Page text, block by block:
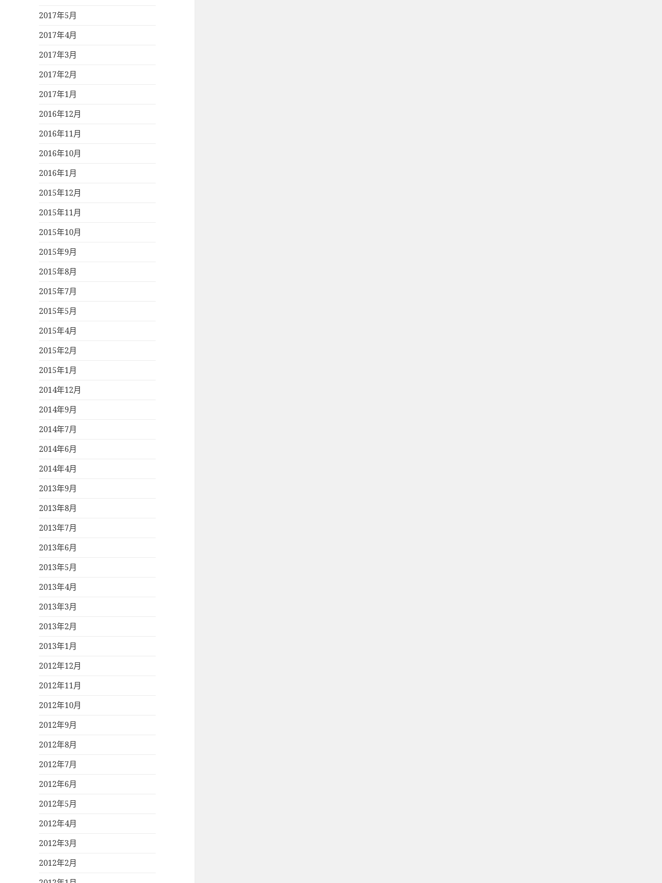
2017年5月
2017年4月
2017年3月
2017年2月
2017年1月
2016年12月
2016年11月
2016年10月
2016年1月
2015年12月
2015年11月
2015年10月
2015年9月
2015年8月
2015年7月
2015年5月
2015年4月
2015年2月
2015年1月
2014年12月
2014年9月
2014年7月
2014年6月
2014年4月
2013年9月
2013年8月
2013年7月
2013年6月
2013年5月
2013年4月
2013年3月
2013年2月
2013年1月
2012年12月
2012年11月
2012年10月
2012年9月
2012年8月
2012年7月
2012年6月
2012年5月
2012年4月
2012年3月
2012年2月